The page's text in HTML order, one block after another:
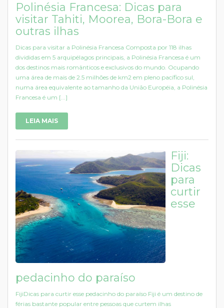
Polinésia Francesa: Dicas para
visitar Tahiti, Moorea, Bora-Bora e
outras ilhas
Dicas para visitar a Polinésia Francesa Composta por 118 ilhas
divididas em 5 arquipélagos principais, a Polinésia Francesa é um
dos destinos mais românticos e exclusivos do mundo. Ocupando
uma área de mais de 2.5 milhões de km2 em pleno pacífico sul,
numa área equivalente ao tamanho da União Européia, a Polinésia
Francesa é um [...]
LEIA MAIS
Fiji:
Dicas
para
curtir
esse
pedacinho do paraíso
FijiDicas para curtir esse pedacinho do paraíso Fiji é um destino de
férias bastante popular entre pessoas que curtem ilhas